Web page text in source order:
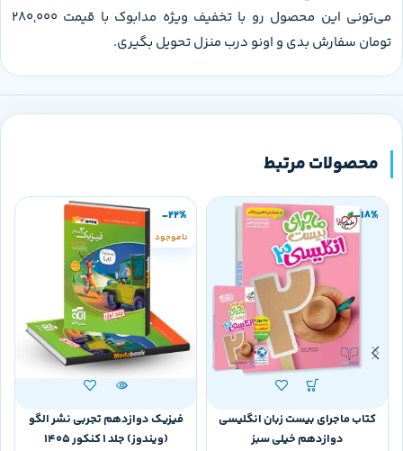
می‌تونی این محصول رو با تخفیف ویژه مدابوک با قیمت 280,000
تومان سفارش بدی و اونو درب منزل تحویل بگیری.
محصولات مرتبط
-18%
کتاب ماجرای بیست زبان انگلیسی
دوازدهم خیلی سبز
-22%
ناموجود
فیزیک دوازدهم تجربی نشر الگو
(ویندوز) جلد 1 کنکور 1405